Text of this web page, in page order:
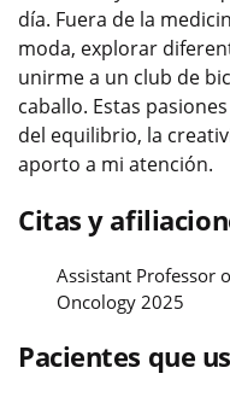
día. Fuera de la
moda, explorar
unirme a un club de
caballo. Estas
del equilibrio, la
aporto a mi atención.
Citas y
Assistant Professor
Oncology 2025
Pacientes que